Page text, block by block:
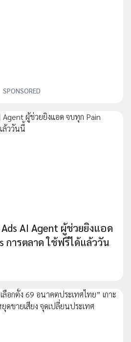
SPONSORED
AI Agent ผู้ช่วยยิงแอด
การตลาด ใช้ฟรีได้แล้ววัน